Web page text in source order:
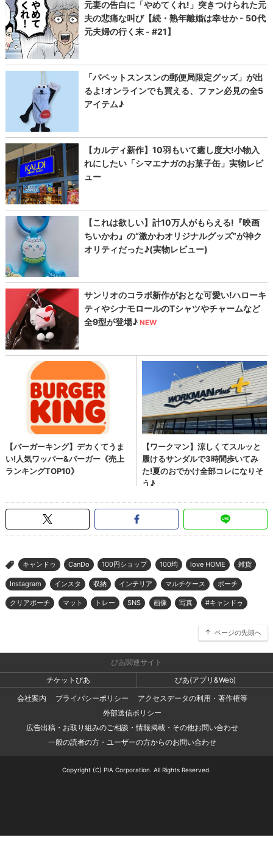
> キャンドゥ CanDo 100円ショップ 100均 love HOME 雑貨
Instagram インスタ 収納 インテリア マルチケース ポーチ
クリアポーチ マット トレー SNS 画像 写真 #キャンドゥ
ページの先頭へ
ぴあ関連サイト
チケットぴあ
ぴあ(アプリ&Web)
会社案内
プライバシーポリシー
アクセスデータの利用・著作権等
外部送信ポリシー
広告出稿・お取り組みのご相談・情報掲載・その他お問い合わせ
一般の読者の方・ユーザーの方からのお問い合わせ
Copyright (C) PIA Corporation. All Rights Reserved.